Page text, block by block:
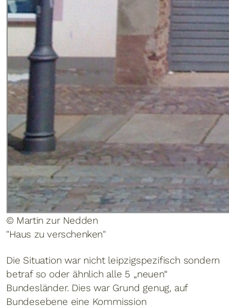
© Martin zur Nedden
"Haus zu verschenken"
Die Situation war nicht leipzigspezifisch sondern
betraf so oder ähnlich alle 5 „neuen“
Bundesländer. Dies war Grund genug, auf
Bundesebene eine Kommission